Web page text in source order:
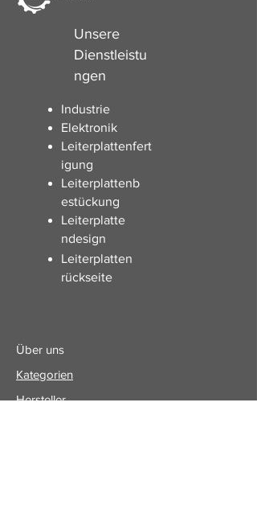
Unsere
Dienstleistu
ngen
Industrie
Elektronik
Leiterplattenfert
igung
Leiterplattenb
estückung
Leiterplatte
ndesign
Leiterplatten
rückseite
Über uns
Kategorien
Hersteller